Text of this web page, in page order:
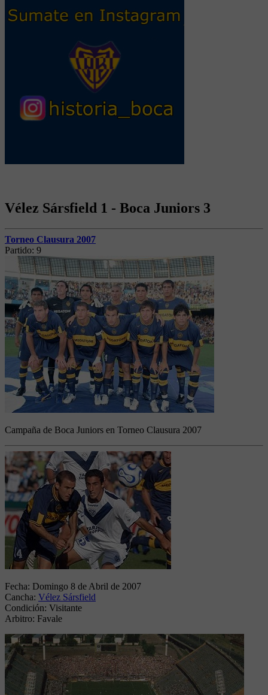
Vélez Sársfield 1 - Boca Juniors 3
Torneo Clausura 2007
Partido: 9
Campaña de Boca Juniors en Torneo Clausura 2007
Fecha: Domingo 8 de Abril de 2007
Cancha: Vélez Sársfield
Condición: Visitante
Arbitro: Favale